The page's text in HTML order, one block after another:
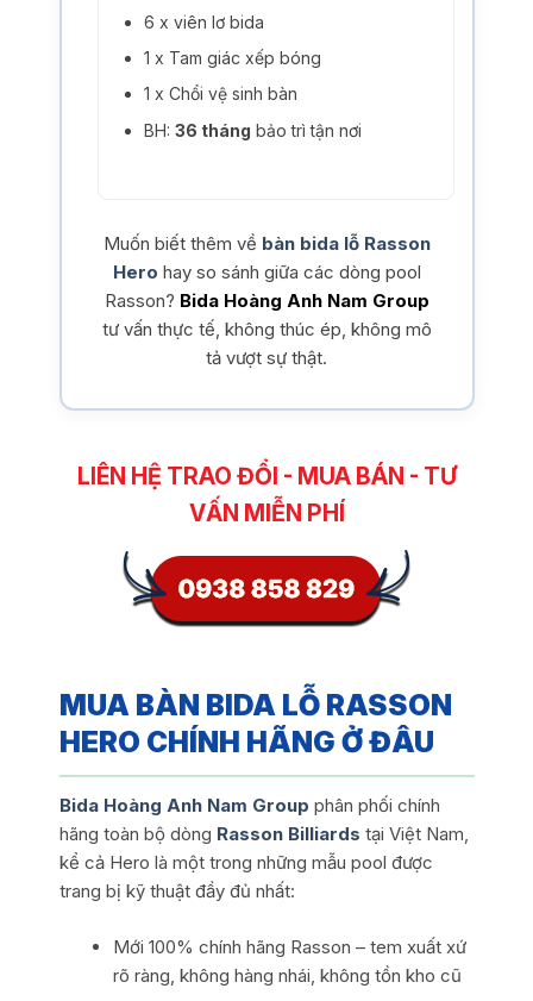
6 x viên lơ bida
1 x Tam giác xếp bóng
1 x Chổi vệ sinh bàn
BH: 36 tháng bảo trì tận nơi
Muốn biết thêm về bàn bida lỗ Rasson
Hero hay so sánh giữa các dòng pool
Rasson? Bida Hoàng Anh Nam Group
tư vấn thực tế, không thúc ép, không mô
tả vượt sự thật.
LIÊN HỆ TRAO ĐỔI - MUA BÁN - TƯ
VẤN MIỄN PHÍ
MUA BÀN BIDA LỖ RASSON
HERO CHÍNH HÃNG Ở ĐÂU
Bida Hoàng Anh Nam Group phân phối chính
hãng toàn bộ dòng Rasson Billiards tại Việt Nam,
kể cả Hero là một trong những mẫu pool được
trang bị kỹ thuật đầy đủ nhất:
Mới 100% chính hãng Rasson – tem xuất xứ
rõ ràng, không hàng nhái, không tồn kho cũ